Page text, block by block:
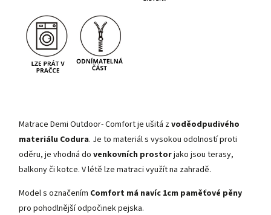
Matrace Demi Outdoor- Comfort je ušitá zvoděodpudivého
materiálu Codura. Je to materiál s vysokou odolností proti
oděru, je vhodná do venkovních prostorjako jsou terasy,
balkony či kotce. V létě lze matraci využít na zahradě.
Model s označením Comfort má navíc 1cm paměťové pěny
pro pohodlnější odpočinek pejska.